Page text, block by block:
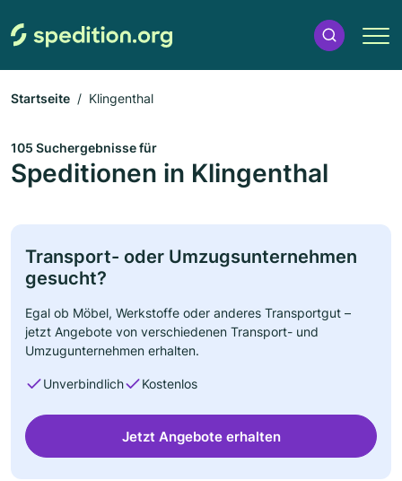
Startseite Klingenthal
105 Suchergebnisse für
Speditionen in Klingenthal
Transport- oder Umzugsunternehmen
gesucht?
Egal ob Möbel, Werkstoffe oder anderes Transportgut –
jetzt Angebote von verschiedenen Transport- und
Umzugunternehmen erhalten.
Unverbindlich Kostenlos
Jetzt Angebote erhalten